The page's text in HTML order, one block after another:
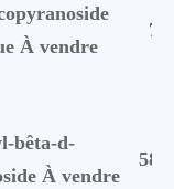
À vendre
bêta-d-
À vendre